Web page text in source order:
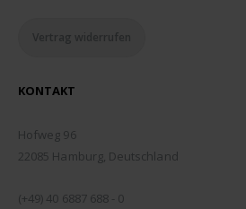
Vertrag widerrufen
KONTAKT
Hofweg 96
22085 Hamburg, Deutschland
(+49) 40 6887 688 - 0